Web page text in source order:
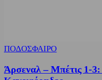
ΠΟΔΟΣΦΑΙΡΟ
Άρσεναλ – Μπέτις 1-3: